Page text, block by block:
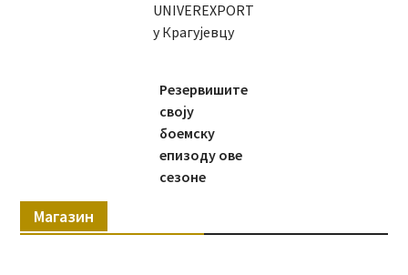
UNIVEREXPORT
у Крагујевцу
Резервишите
своју
боемску
епизоду ове
сезоне
Магазин